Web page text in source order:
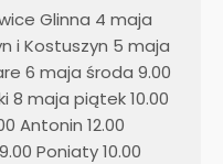
Glinna 4 maja
i Kostuszyn 5 maja
6 maja środa 9.00
8 maja piątek 10.00
Antonin 12.00
Poniaty 10.00